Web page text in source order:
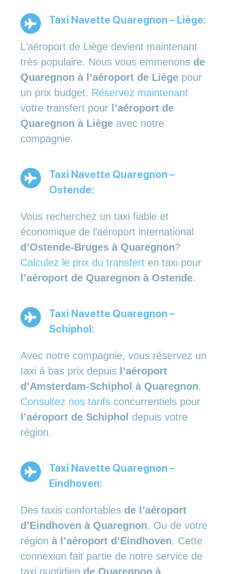
Taxi Navette Quaregnon – Liège:
L’aéroport de Liège devient maintenant
très populaire. Nous vous emmenons de
Quaregnon à l’aéroport de Liège pour
un prix budget. Réservez maintenant
votre transfert pour l’aéroport de
Quaregnon à Liège avec notre
compagnie.
Taxi Navette Quaregnon –
Ostende:
Vous recherchez un taxi fiable et
économique de l’aéroport international
d’Ostende-Bruges à Quaregnon?
Calculez le prix du transfert en taxi pour
l’aéroport de Quaregnon à Ostende.
Taxi Navette Quaregnon –
Schiphol:
Avec notre compagnie, vous réservez un
taxi à bas prix depuis l’aéroport
d’Amsterdam-Schiphol à Quaregnon.
Consultez nos tarifs concurrentiels pour
l’aéroport de Schiphol depuis votre
région.
Taxi Navette Quaregnon –
Eindhoven:
Des taxis confortables de l’aéroport
d’Eindhoven à Quaregnon. Ou de votre
région à l’aéroport d’Eindhoven. Cette
connexion fait partie de notre service de
taxi quotidien de Quaregnon à